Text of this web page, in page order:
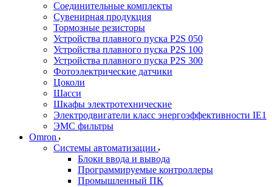
Соединительные комплекты
Сувенирная продукция
Тормозные резисторы
Устройства плавного пуска P2S 050
Устройства плавного пуска P2S 100
Устройства плавного пуска P2S 300
Фотоэлектрические датчики
Цоколи
Шасси
Шкафы электротехнические
Электродвигатели класс энергоэффективности IE1
ЭМС фильтры
Omron
Системы автоматизации
Блоки ввода и вывода
Программируемые контроллеры
Промышленный ПК